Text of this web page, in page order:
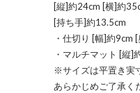
[縦]約24cm [横]約
[持ち手]約13.5cm
・仕切り [幅]約9cm
・マルチマット [縦]
※サイズは平置き実
あらかじめご了承